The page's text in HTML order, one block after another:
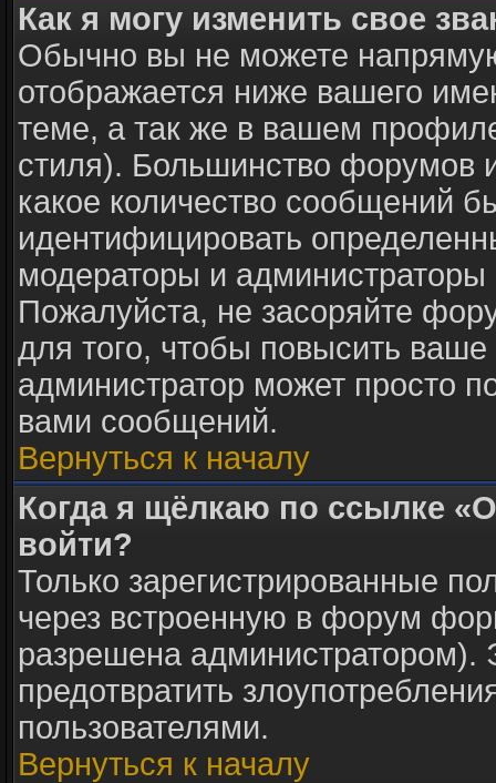
Как я могу изменить свое
Обычно вы не можете
отображается ниже вашего
теме, а так же в вашем
стиля). Большинство форумов
какое количество сообщений
идентифицировать
модераторы и
Пожалуйста, не засоряйте
для того, чтобы повысить
администратор может просто
вами сообщений.
Вернуться к началу
Когда я щёлкаю по ссылке
войти?
Только зарегистрированные
через встроенную в форум
разрешена администратором).
предотвратить
пользователями.
Вернуться к началу